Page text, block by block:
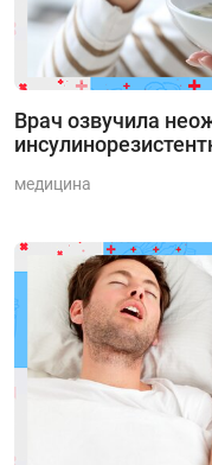
Врач озвучила
медицина